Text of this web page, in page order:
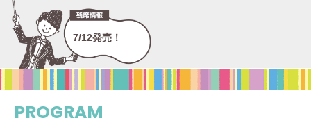
7/12発売！
PROGRAM